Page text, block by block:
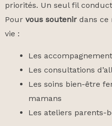
priorités. Un seul fil
Pour vous soutenir dans ce
vie :
Les
Les consultations
Les soins bien-être
mamans
Les ateliers parents-